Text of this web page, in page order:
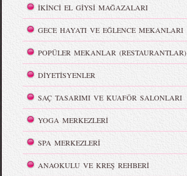
İKİNCİ EL GİYSİ MAĞAZALARI
GECE HAYATI VE EĞLENCE MEKANLARI
POPÜLER MEKANLAR (RESTAURANTLAR)
DİYETİSYENLER
SAÇ TASARIMI VE KUAFÖR SALONLARI
YOGA MERKEZLERİ
SPA MERKEZLERİ
ANAOKULU VE KREŞ REHBERİ